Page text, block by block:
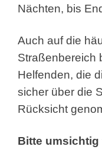
Nächten, bis
Auch auf die
Straßenbereich
Helfenden, die
sicher über die
Rücksicht
Bitte umsichtig